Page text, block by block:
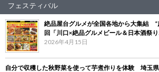
フェスティバル
絶品屋台グルメが全国各地から大集結 “
回「川口×絶品グルメビール＆日本酒祭
2026年4月15日
自分で収穫した秋野菜を使って芋煮作りを体験 埼玉